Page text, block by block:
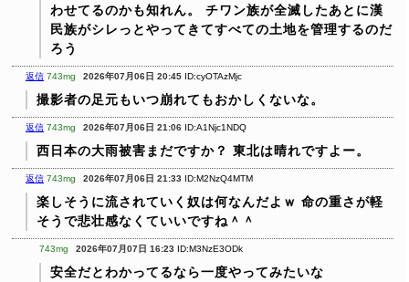
わせてるのかも知れん。
チワン族が全滅したあとに漢
民族がシレっとやってきてすべての土地を管理するのだ
ろう
返信 743mg 2026年07月06日 20:45 ID:cyOTAzMjc
撮影者の足元もいつ崩れてもおかしくないな。
返信 743mg 2026年07月06日 21:06 ID:A1Njc1NDQ
西日本の大雨被害まだですか？ 東北は晴れですよー。
返信 743mg 2026年07月06日 21:33 ID:M2NzQ4MTM
楽しそうに流されていく奴は何なんだよｗ 命の重さが軽
そうで悲壮感なくていいですね＾＾
743mg 2026年07月07日 16:23 ID:M3NzE3ODk
安全だとわかってるなら一度やってみたいな